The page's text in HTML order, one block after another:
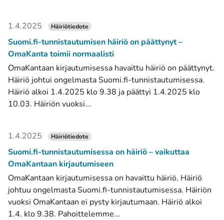
1.4.2025 Häiriötiedote
Suomi.fi-tunnistautumisen häiriö on päättynyt –
OmaKanta toimii normaalisti
OmaKantaan kirjautumisessa havaittu häiriö on päättynyt.
Häiriö johtui ongelmasta Suomi.fi-tunnistautumisessa.
Häiriö alkoi 1.4.2025 klo 9.38 ja päättyi 1.4.2025 klo
10.03. Häiriön vuoksi...
1.4.2025 Häiriötiedote
Suomi.fi-tunnistautumisessa on häiriö – vaikuttaa
OmaKantaan kirjautumiseen
OmaKantaan kirjautumisessa on havaittu häiriö. Häiriö
johtuu ongelmasta Suomi.fi-tunnistautumisessa. Häiriön
vuoksi OmaKantaan ei pysty kirjautumaan. Häiriö alkoi
1.4. klo 9.38. Pahoittelemme...